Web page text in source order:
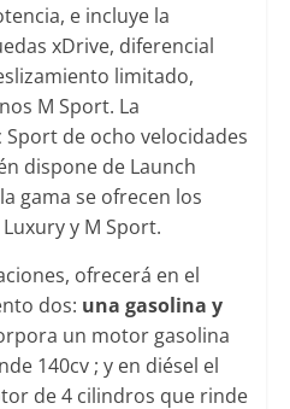
e incluye la
xDrive, diferencial
limitado,
M Sport. La
de ocho velocidades
dispone de Launch
gama se ofrecen los
y M Sport.
ofrecerá en el
dos: una gasolina y
un motor gasolina
140cv ; y en diésel el
de 4 cilindros que rinde